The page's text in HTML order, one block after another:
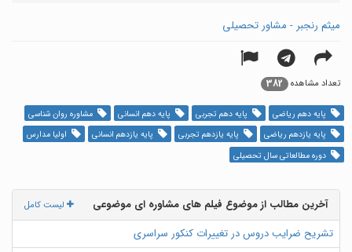
میثم رنجبر - مشاور تحصیلی
تعداد مشاهده 382
پایه دهم ریاضی پایه دهم تجربی پایه دهم انسانی
مشاوره روان شناسی
پایه یازدهم ریاضی
پایه یازدهم تجربی پایه یازدهم انسانی
اولیا مدارس
دوره مطالعاتی سال تحصیلی
لیست کامل
آخرین مطالب از موضوع فیلم های مشاوره ای موضوعی
تشریح ضرایب دروس در تغییرات کنکور سراسری